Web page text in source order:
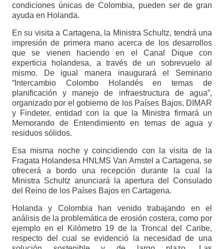
condiciones únicas de Colombia, pueden ser de gran
ayuda en Holanda.
En su visita a Cartagena, la Ministra Schultz, tendrá una
impresión de primera mano acerca de los desarrollos
que se vienen haciendo en el Canal Dique con
experticia holandesa, a través de un sobrevuelo al
mismo. De igual manera inaugurará el Seminario
“Intercambio Colombo Holandés en temas de
planificación y manejo de infraestructura de agua”,
organizado por el gobierno de los Países Bajos, DIMAR
y Findeter, entidad con la que la Ministra firmará un
Memorando de Entendimiento en temas de agua y
residuos sólidos.
Esa misma noche y coincidiendo con la visita de la
Fragata Holandesa HNLMS Van Amstel a Cartagena, se
ofrecerá a bordo una recepción durante la cual la
Ministra Schultz anunciará la apertura del Consulado
del Reino de los Países Bajos en Cartagena.
Holanda y Colombia han venido trabajando en el
análisis de la problemática de erosión costera, como por
ejemplo en el Kilómetro 19 de la Troncal del Caribe,
respecto del cual se evidenció la necesidad de una